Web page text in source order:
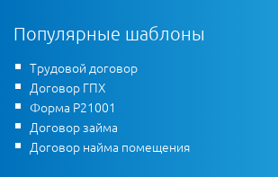
Популярные шаблоны
Трудовой договор
Договор ГПХ
Форма Р21001
Договор займа
Договор найма помещения